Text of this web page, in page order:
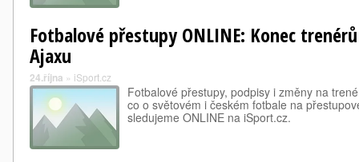
Fotbalové přestupy ONLINE: Konec
Ajaxu
24.října » iSport.cz
Fotbalové přestupy, podpisy i změny na
co o světovém i českém fotbale na
sledujeme ONLINE na iSport.cz.